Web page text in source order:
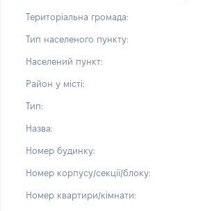
Територіальна громада:
Тип населеного пункту:
Населений пункт:
Район у місті:
Тип:
Назва:
Номер будинку:
Номер корпусу/секції/блоку:
Номер квартири/кімнати: